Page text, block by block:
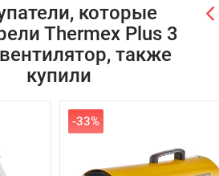
которые
Тhermex Plus 3
также
купили
-33%